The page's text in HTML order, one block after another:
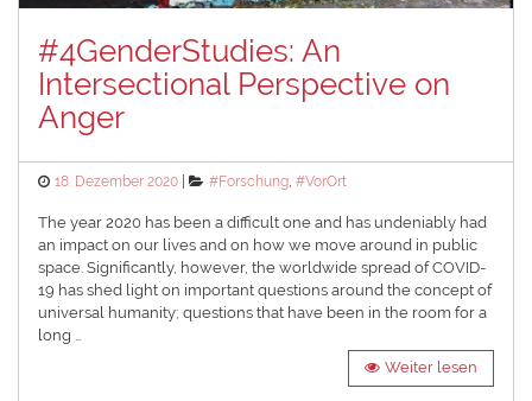
#4GenderStudies: An
Intersectional Perspective on
Anger
Posted
18. Dezember 2020 Categories
#Forschung,#VorOrt
The year 2020 has been a difficult one and has undeniably had
an impact on our lives and on how we move around in public
space. Significantly, however, the worldwide spread of COVID-
19 has shed light on important questions around the concept of
universal humanity; questions that have been in the room for a
long …
Weiter lesen